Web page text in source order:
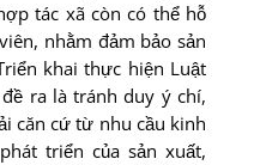
tác xã còn có thể hỗ
nhằm đảm bảo sản
khai thực hiện Luật
ra là tránh duy ý chí,
căn cứ từ nhu cầu kinh
triển của sản xuất,